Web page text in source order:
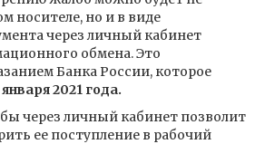
носителе, но и в виде
через личный кабинет
обмена. Это
Банка России, которое
2021 года.
через личный кабинет позволит
ее поступление в рабочий